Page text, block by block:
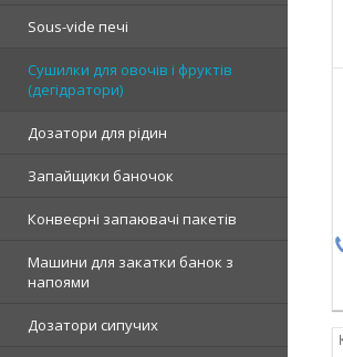
Sous-vide печі
Сушилки для овочів і фруктів
(дегідратори)
Дозатори для рідин
Запайщики баночок
Конвеєрні запаювачі пакетів
Машини для закатки банок з
напоями
Дозатори сипучих